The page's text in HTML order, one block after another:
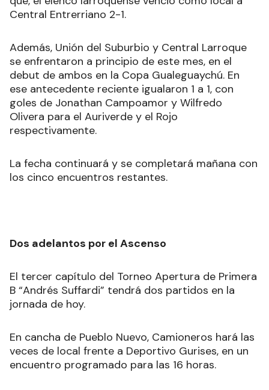
Central Entrerriano 2-1.
Además, Unión del Suburbio y Central Larroque
se enfrentaron a principio de este mes, en el
debut de ambos en la Copa Gualeguaychú. En
ese antecedente reciente igualaron 1 a 1, con
goles de Jonathan Campoamor y Wilfredo
Olivera para el Auriverde y el Rojo
respectivamente.
La fecha continuará y se completará mañana con
los cinco encuentros restantes.
Dos adelantos por el Ascenso
El tercer capítulo del Torneo Apertura de Primera
B “Andrés Suffardi” tendrá dos partidos en la
jornada de hoy.
En cancha de Pueblo Nuevo, Camioneros hará las
veces de local frente a Deportivo Gurises, en un
encuentro programado para las 16 horas.